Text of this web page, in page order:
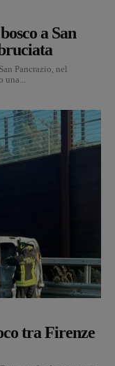
a San
Pancrazio, nel
tra Firenze